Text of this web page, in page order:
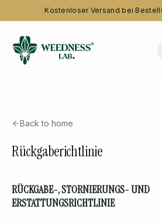
Kostenloser Versand bei
Back to home
Rückgaberichtlinie
RÜCKGABE-, STORNIERUNGS- UND
ERSTATTUNGSRICHTLINIE